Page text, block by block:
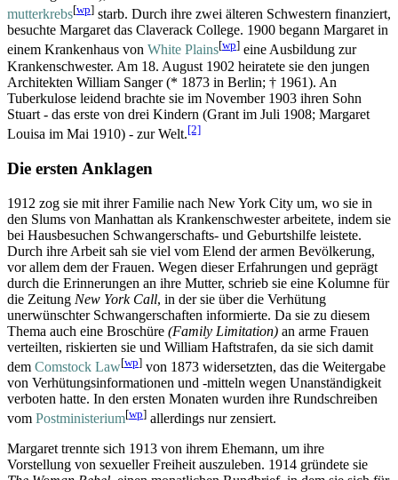
mutter­krebs[wp] starb. Durch ihre zwei älteren Schwestern finanziert,
besuchte Margaret das Claverack College. 1900 begann Margaret in
einem Krankenhaus von White Plains[wp] eine Ausbildung zur
Krankenschwester. Am 18. August 1902 heiratete sie den jungen
Architekten William Sanger (* 1873 in Berlin; † 1961). An
Tuberkulose leidend brachte sie im November 1903 ihren Sohn
Stuart - das erste von drei Kindern (Grant im Juli 1908; Margaret
Louisa im Mai 1910) - zur Welt.[2]
Die ersten Anklagen
1912 zog sie mit ihrer Familie nach New York City um, wo sie in
den Slums von Manhattan als Krankenschwester arbeitete, indem sie
bei Haus­besuchen Schwangerschafts- und Geburts­hilfe leistete.
Durch ihre Arbeit sah sie viel vom Elend der armen Bevölkerung,
vor allem dem der Frauen. Wegen dieser Erfahrungen und geprägt
durch die Erinnerungen an ihre Mutter, schrieb sie eine Kolumne für
die Zeitung New York Call, in der sie über die Verhütung
unerwünschter Schwangerschaften informierte. Da sie zu diesem
Thema auch eine Broschüre (Family Limitation) an arme Frauen
verteilten, riskierten sie und William Haftstrafen, da sie sich damit
dem Comstock Law[wp] von 1873 widersetzten, das die Weitergabe
von Verhütungs­informationen und -mitteln wegen Unanständigkeit
verboten hatte. In den ersten Monaten wurden ihre Rund­schreiben
vom Post­ministerium[wp] allerdings nur zensiert.
Margaret trennte sich 1913 von ihrem Ehemann, um ihre
Vorstellung von sexueller Freiheit auszuleben. 1914 gründete sie